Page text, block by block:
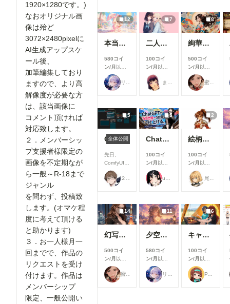
1920×1280です。)
なおオリジナル画
像は殆ど
3072×2480pixelに
AI生成アップスケ
ール後、
加筆編集しており
ますので、より高
解像度が必要な方
は、該当画像に
コメント頂ければ
対応致します。
２．メンバーシッ
プ支援者様限定の
画像を不定期なが
ら一般～R-18まで
ジャンル
を問わず、投稿致
します。(オマケ程
度に考えて頂ける
と助かります)
３．お一人様月一
回までで、作品の
リクエストを受け
付けます。作品は
メンバーシップ
限定、一般公開い
一般公開に先駆けて、 一足早く閲覧、保存
す。
アップデー
ト内容をご
紹介しま
は新機能の
も、みなさ
んにより快
適にご利用
いただける
すさを中心
とした改善
を行いまし
た✨ ▼生
成機能関連
①生成画面
のモデル選
生成時のモ
デル選択画
デルを選び
やすいUIに
改善しまし
た。 利用
ルを探しや
すくなり、
これまで以
上にスムー
ズに生成を
12
本当にアイスみたいに溶けている女の子
580コイ
ン/月 以上
支援すると
見ることが
できます
リンファ75
7
二人のJK362～368
100コイ
ン/月 以上
支援すると
見ることが
できます
まーるの別荘
8
絢華幻姫 壱
500コイ
ン/月 以上
支援すると
見ることが
できます
蜜華
5
ComfyUIでOpen Pose Editorを使う
全体公開
先日、
ComfyUIに
Open
Pose
Editorを導
巧く行かな
いと聞き、
いろいろ試
下記のカス
が使えまし
たので、報
告です。
今回使った
２２（にゃんにゃん）
5
ChatGPTで背景合成→SDXLで仕上げる。私がよく使っている制作フロー
100コイ
ン/月 以上
支援すると
見ることが
できます
ukkripp
2
絵柄指定プロンプト【第三弾】
100コイ
ン/月 以上
支援すると
見ることが
できます
尾藤みそぎ
14
幻写麗華 壱
500コイ
ン/月 以上
支援すると
見ることが
できます
蜜華
11
夕空の星便配達少女
580コイ
ン/月 以上
支援すると
見ることが
できます
リンファ75
6
キャンプ
100コイ
ン/月 以上
支援すると
見ることが
できます
P.S.T.A.